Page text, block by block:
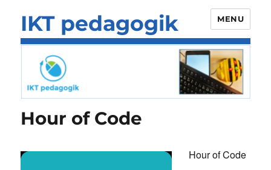
IKT pedagogik MENU
Hour of Code
Hour of Code